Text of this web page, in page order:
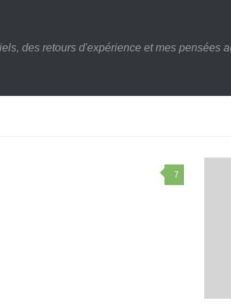
des retours d'expérience et mes pensées
7